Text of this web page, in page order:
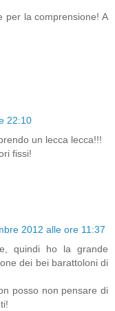
per la comprensione! A
22:10
un lecca lecca!!!
fissi!
2012 alle ore 11:37
quindi ho la grande
dei bei barattoloni di
posso non pensare di